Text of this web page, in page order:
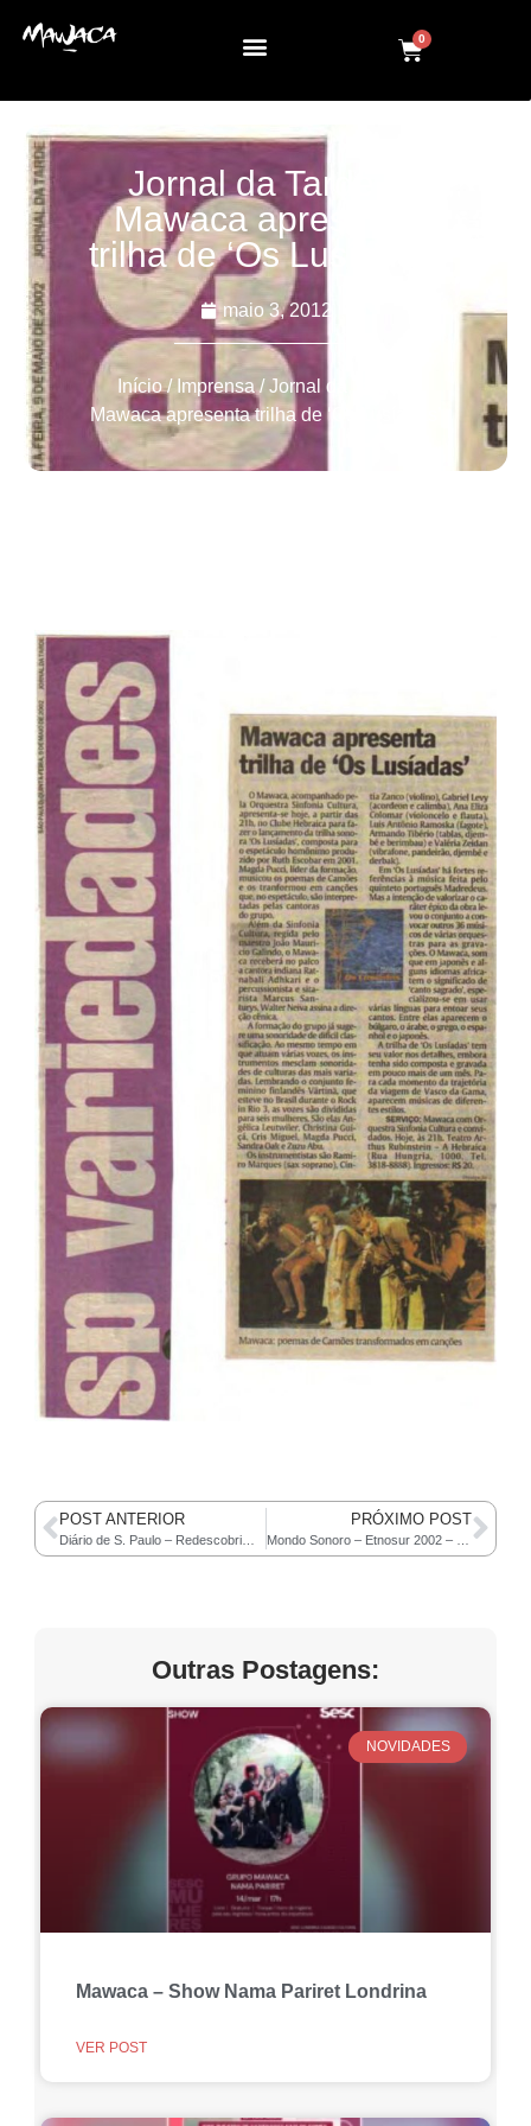
0
Jornal da Tarde –
Mawaca apresenta
trilha de ‘Os Lusíadas’
maio 3, 2012
Início Imprensa/ Jornal da Tarde –
Mawaca apresenta trilha de ‘Os Lusíadas’
POST ANTERIOR PRÓXIMO POST
Mondo Sonoro – Etnosur 2002 – La familia bien, gracias
Outras Postagens:
NOVIDADES